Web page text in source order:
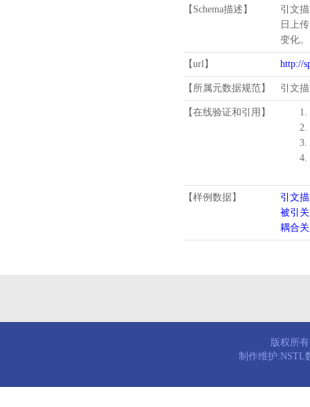
【Schema描述】
引文
日上
变化。
【url】 http://
【所属元数据规范】 引文
【在线验证和引用】
1.
2.
3.
4.
【样例数据】
引文
被引
耦合
版权所
制作维护:NSTL